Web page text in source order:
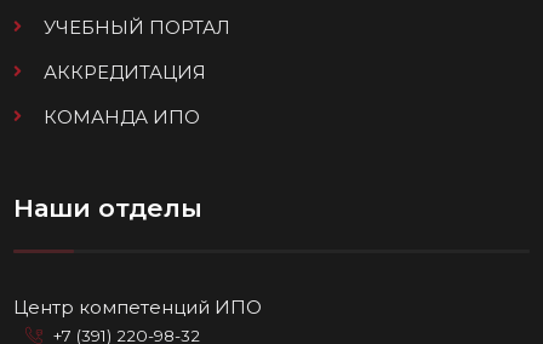
УЧЕБНЫЙ ПОРТАЛ
АККРЕДИТАЦИЯ
КОМАНДА ИПО
Наши отделы
Центр компетенций ИПО
+7 (391) 220-98-32